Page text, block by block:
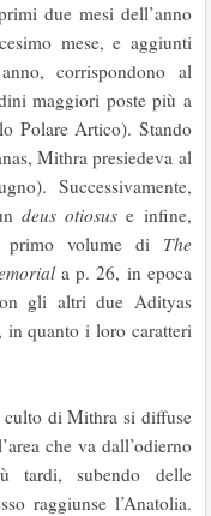
due mesi dell’anno
mese, e aggiunti
corrispondono al
maggiori poste più a
Polare Artico). Stando
Mithra presiedeva al
Successivamente,
deus otiosus e infine,
primo volume di The
a p. 26, in epoca
gli altri due Adityas
in quanto i loro caratteri
di Mithra si diffuse
che va dall’odierno
tardi, subendo delle
raggiunse l’Anatolia.